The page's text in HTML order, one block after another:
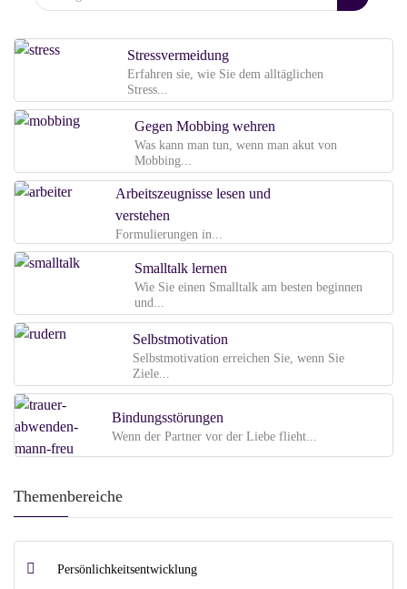
Stressvermeidung
Erfahren sie, wie Sie dem alltäglichen
Stress...
Gegen Mobbing wehren
Was kann man tun, wenn man akut von
Mobbing...
Arbeitszeugnisse lesen und
verstehen
Formulierungen in...
Smalltalk lernen
Wie Sie einen Smalltalk am besten beginnen
und...
Selbstmotivation
Selbstmotivation erreichen Sie, wenn Sie
Ziele...
Bindungsstörungen
Wenn der Partner vor der Liebe flieht...
Themenbereiche
Persönlichkeitsentwicklung